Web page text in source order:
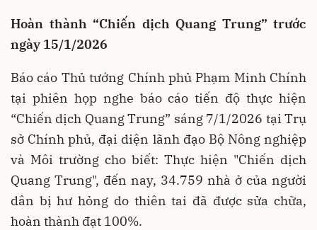
Hoàn thành “Chiến dịch Quang Trung” trước
ngày 15/1/2026
Báo cáo Thủ tướng Chính phủ Phạm Minh Chính
tại phiên họp nghe báo cáo tiến độ thực hiện
“Chiến dịch Quang Trung” sáng 7/1/2026 tại Trụ
sở Chính phủ, đại diện lãnh đạo Bộ Nông nghiệp
và Môi trường cho biết: Thực hiện "Chiến dịch
Quang Trung", đến nay, 34.759 nhà ở của người
dân bị hư hỏng do thiên tai đã được sửa chữa,
hoàn thành đạt 100%.